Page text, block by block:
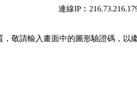
連線
敬請輸入畫面中的圖形驗證碼，以